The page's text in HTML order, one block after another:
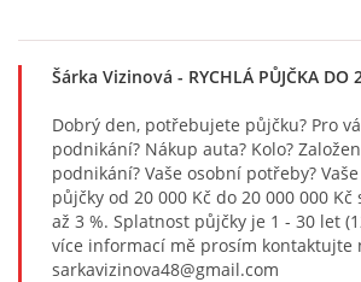
Šárka Vizinová - RYCHLÁ PŮJČKA DO
Dobrý den, potřebujete půjčku? Pro
podnikání? Nákup auta? Kolo?
podnikání? Vaše osobní potřeby?
půjčky od 20 000 Kč do 20 000 000
až 3 %. Splatnost půjčky je 1 - 30 let
více informací mě prosím kontaktujte
sarkavizinova48@gmail.com